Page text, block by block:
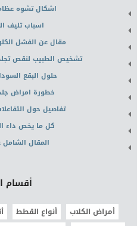
اشكال تشوه
اسباب تليف
مقال عن الفشل
تشخيص الطبيب لنقص
حلول البقع
خطورة امراض
تفاصيل حول
كل ما يخص داء
المقال
أقسام
أمراض الكلاب أنواع القطط